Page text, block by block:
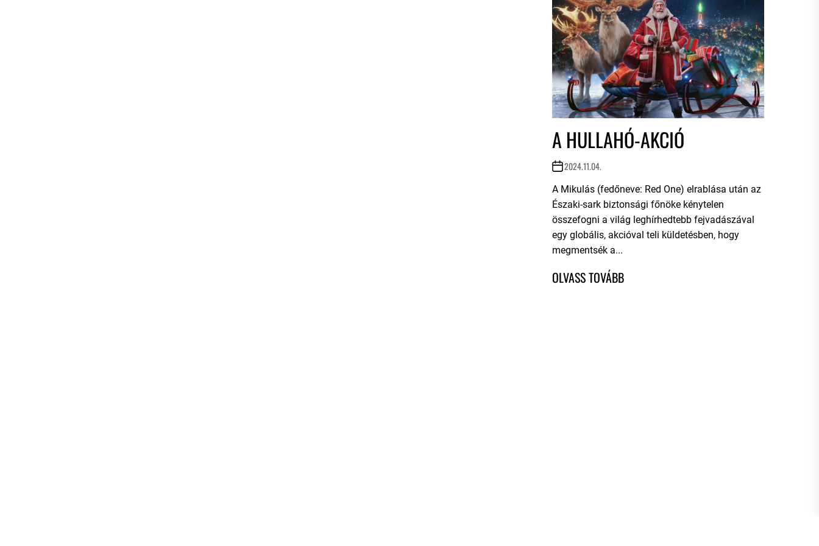
A HULLAHÓ-AKCIÓ
2024.11.04.
A Mikulás (fedőneve: Red One) elrablása után az
Északi-sark biztonsági főnöke kénytelen
összefogni a világ leghírhedtebb fejvadászával
egy globális, akcióval teli küldetésben, hogy
megmentsék a...